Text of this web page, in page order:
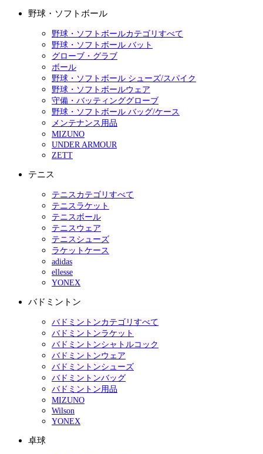
野球・ソフトボール
野球・ソフトボールカテゴリすべて
野球・ソフトボール バット
グローブ・グラブ
ボール
野球・ソフトボール シューズ/スパイク
野球・ソフトボールウェア
守備・バッティンググローブ
野球・ソフトボール バッグ/ケース
メンテナンス用品
MIZUNO
UNDER ARMOUR
ZETT
テニス
テニスカテゴリすべて
テニスラケット
テニスボール
テニスウェア
テニスシューズ
ラケットケース
adidas
ellesse
YONEX
バドミントン
バドミントンカテゴリすべて
バドミントンラケット
バドミントンシャトルコック
バドミントンウェア
バドミントンシューズ
バドミントンバッグ
バドミントン用品
MIZUNO
Wilson
YONEX
卓球